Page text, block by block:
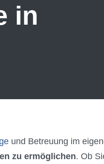
in
und Betreuung im
zu ermöglichen. Ob